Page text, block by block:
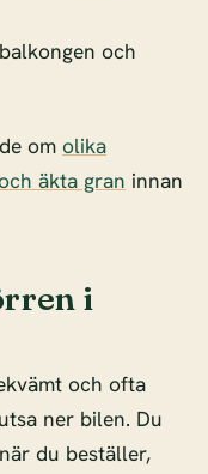
och
om olika
äkta gran innan
i
och ofta
ner bilen. Du
du beställer,